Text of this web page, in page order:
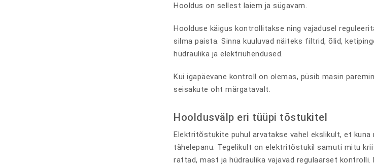
Hooldus on sellest laiem ja sügavam.
Hoolduse käigus kontrollitakse ning vajadusel
silma paista. Sinna kuuluvad näiteks filtrid, õlid,
hüdraulika ja elektriühendused.
Kui igapäevane kontroll on olemas, püsib masin
seisakute oht märgatavalt.
Hooldusvälp eri tüüpi tõstukitel
Elektritõstukite puhul arvatakse vahel ekslikult, et
tähelepanu. Tegelikult on elektritõstukil samuti mitu
rattad, mast ja hüdraulika vajavad regulaarset